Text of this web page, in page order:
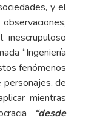
y el
“Ingeniería
fenómenos
personajes, de
mientras
“desde